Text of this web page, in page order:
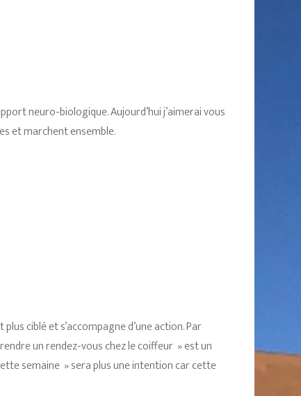
neuro-biologique. Aujourd’hui j’aimerai vous
et marchent ensemble.
ciblé et s’accompagne d’une action. Par
un rendez-vous chez le coiffeur » est un
semaine » sera plus une intention car cette